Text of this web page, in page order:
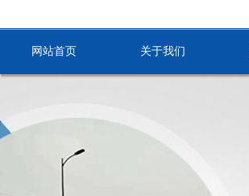
网站首页 关于我们